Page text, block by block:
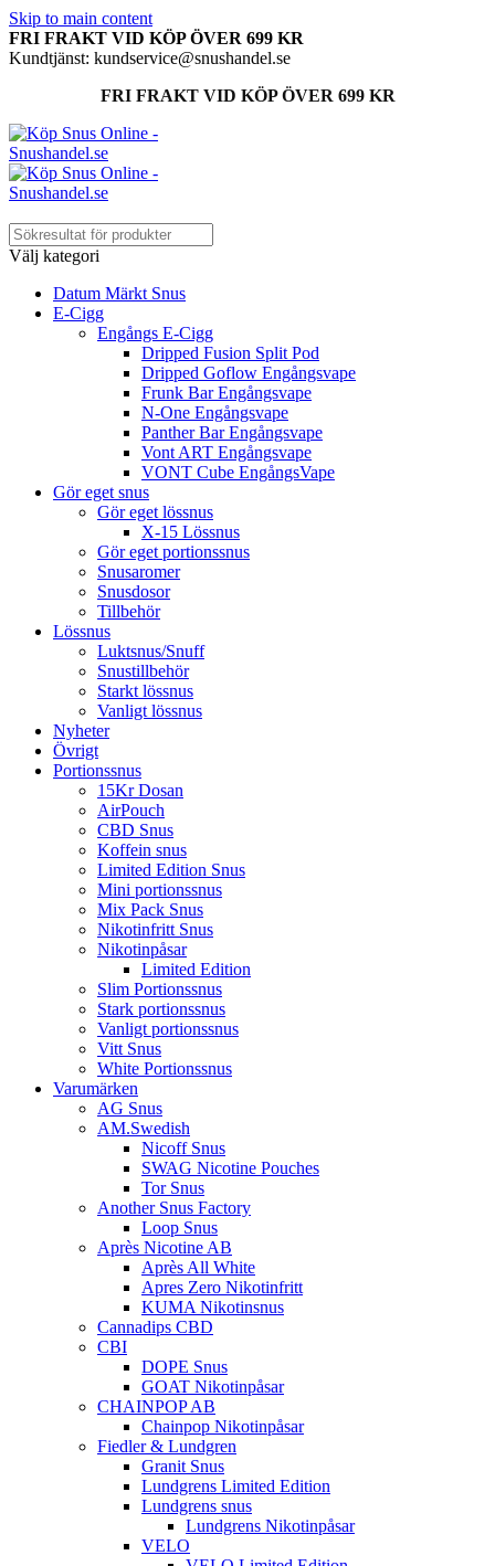
Skip to main content
FRI FRAKT VID KÖP ÖVER 699 KR
Kundtjänst: kundservice@snushandel.se
FRI FRAKT VID KÖP ÖVER 699 KR
Välj kategori
Datum Märkt Snus
E-Cigg
Engångs E-Cigg
Dripped Fusion Split Pod
Dripped Goflow Engångsvape
Frunk Bar Engångsvape
N-One Engångsvape
Panther Bar Engångsvape
Vont ART Engångsvape
VONT Cube EngångsVape
Gör eget snus
Gör eget lössnus
X-15 Lössnus
Gör eget portionssnus
Snusaromer
Snusdosor
Tillbehör
Lössnus
Luktsnus/Snuff
Snustillbehör
Starkt lössnus
Vanligt lössnus
Nyheter
Övrigt
Portionssnus
15Kr Dosan
AirPouch
CBD Snus
Koffein snus
Limited Edition Snus
Mini portionssnus
Mix Pack Snus
Nikotinfritt Snus
Nikotinpåsar
Limited Edition
Slim Portionssnus
Stark portionssnus
Vanligt portionssnus
Vitt Snus
White Portionssnus
Varumärken
AG Snus
AM.Swedish
Nicoff Snus
SWAG Nicotine Pouches
Tor Snus
Another Snus Factory
Loop Snus
Après Nicotine AB
Après All White
Apres Zero Nikotinfritt
KUMA Nikotinsnus
Cannadips CBD
CBI
DOPE Snus
GOAT Nikotinpåsar
CHAINPOP AB
Chainpop Nikotinpåsar
Fiedler & Lundgren
Granit Snus
Lundgrens Limited Edition
Lundgrens snus
Lundgrens Nikotinpåsar
VELO